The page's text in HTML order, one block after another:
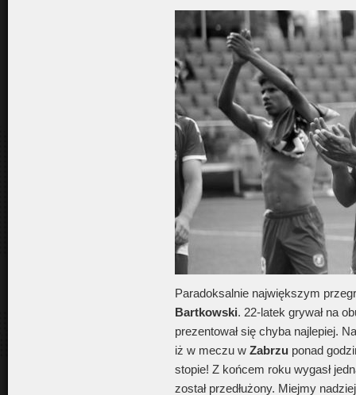
Paradoksalnie największym
Bartkowski. 22-latek grywał na
prezentował się chyba najlepiej.
iż w meczu w Zabrzu ponad
stopie! Z końcem roku wygasł
został przedłużony. Miejmy